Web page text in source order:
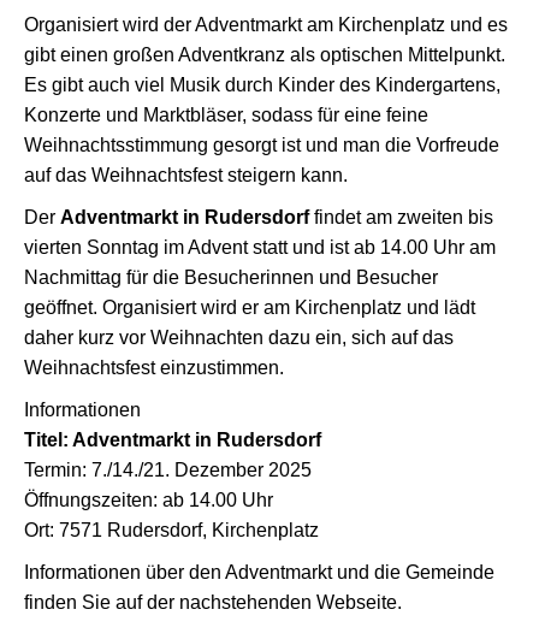
Organisiert wird der Adventmarkt am Kirchenplatz und es
gibt einen großen Adventkranz als optischen Mittelpunkt.
Es gibt auch viel Musik durch Kinder des Kindergartens,
Konzerte und Marktbläser, sodass für eine feine
Weihnachtsstimmung gesorgt ist und man die Vorfreude
auf das Weihnachtsfest steigern kann.
Der Adventmarkt in Rudersdorffindet am zweiten bis
vierten Sonntag im Advent statt und ist ab 14.00 Uhr am
Nachmittag für die Besucherinnen und Besucher
geöffnet. Organisiert wird er am Kirchenplatz und lädt
daher kurz vor Weihnachten dazu ein, sich auf das
Weihnachtsfest einzustimmen.
Informationen
Titel: Adventmarkt in Rudersdorf
Termin: 7./14./21. Dezember 2025
Öffnungszeiten: ab 14.00 Uhr
Ort: 7571 Rudersdorf, Kirchenplatz
Informationen über den Adventmarkt und die Gemeinde
finden Sie auf der nachstehenden Webseite.